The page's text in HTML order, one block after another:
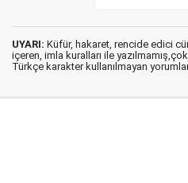
UYARI: Küfür, hakaret, rencide edici
içeren, imla kuralları ile
Türkçe karakter kullanılmayan